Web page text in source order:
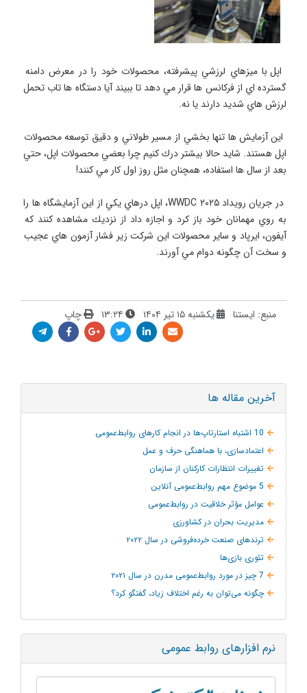
اپل با ميزهاي لرزشي پيشرفته، محصولات خود را در معرض دامنه
گسترده اي از فركانس ها قرار مي دهد تا ببيند آيا دستگاه ها تاب تحمل
اين آزمايش ها تنها بخشي از مسير طولاني و دقيق توسعه محصولات
اپل هستند. شايد حالا بيشتر درك كنيم چرا بعضي محصولات اپل، حتي
در جريان رويداد WWDC ۲۰۲۵، اپل درهاي يكي از اين آزمايشگاه ها را
به روي مهمانان خود باز كرد و اجازه داد از نزديك مشاهده كنند كه
آيفون، ايرپاد و ساير محصولات اين شركت زير فشار آزمون هاي عجيب
و سخت آن چگونه دوام مي آورند.
منبع: ایستنا یکشنبه ۱۵ تیر ۱۴۰۴ ۱۳:۲۴ چاپ
آخرین مقاله ها
10 اشتباه استارتاپ‌ها در انجام کارهای روابط‌عمومی
اعتمادسازی، با هماهنگی حرف و عمل
تغییرات انتظارات کارکنان از سازمان
5 موضوع مهم روابط‌عمومی آنلاین
عوامل مؤثر خلاقیت در روابط‌عمومی
مدیریت بحران در کشاورزی
ترند‌های صنعت خرده‌فروشی در سال ۲۰۲۲
تئوری بازی‌ها
7 چیز در مورد روابط‌عمومی مدرن در سال ۲۰۲۱
چگونه می‌توان به‌ رغم اختلاف زیاد، گفتگو کرد؟
نرم افزارهای روابط عمومی